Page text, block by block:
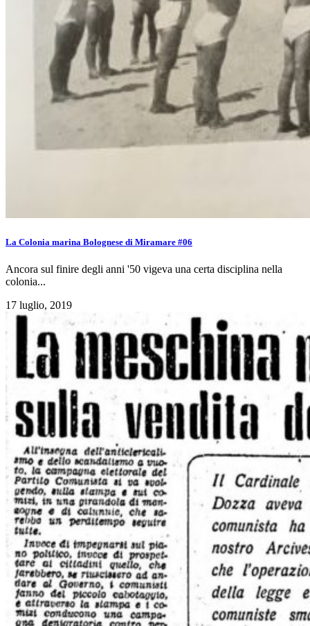
La Colonia marina Bolognese di Miramare #06
Ancora sul finire degli anni '50 vigeva una certa disciplina nella
colonia...
17 luglio, 2019